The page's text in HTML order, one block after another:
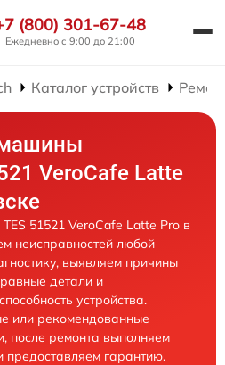
(800) 301-67-48
Ежедневно с 9:00 до 21:00
Каталог устройств
VeroCafe Latte
51521 VeroCafe Latte Pro в
неисправностей любой
выявляем причины
детали и
устройства.
или рекомендованные
после ремонта выполняем
гарантию.